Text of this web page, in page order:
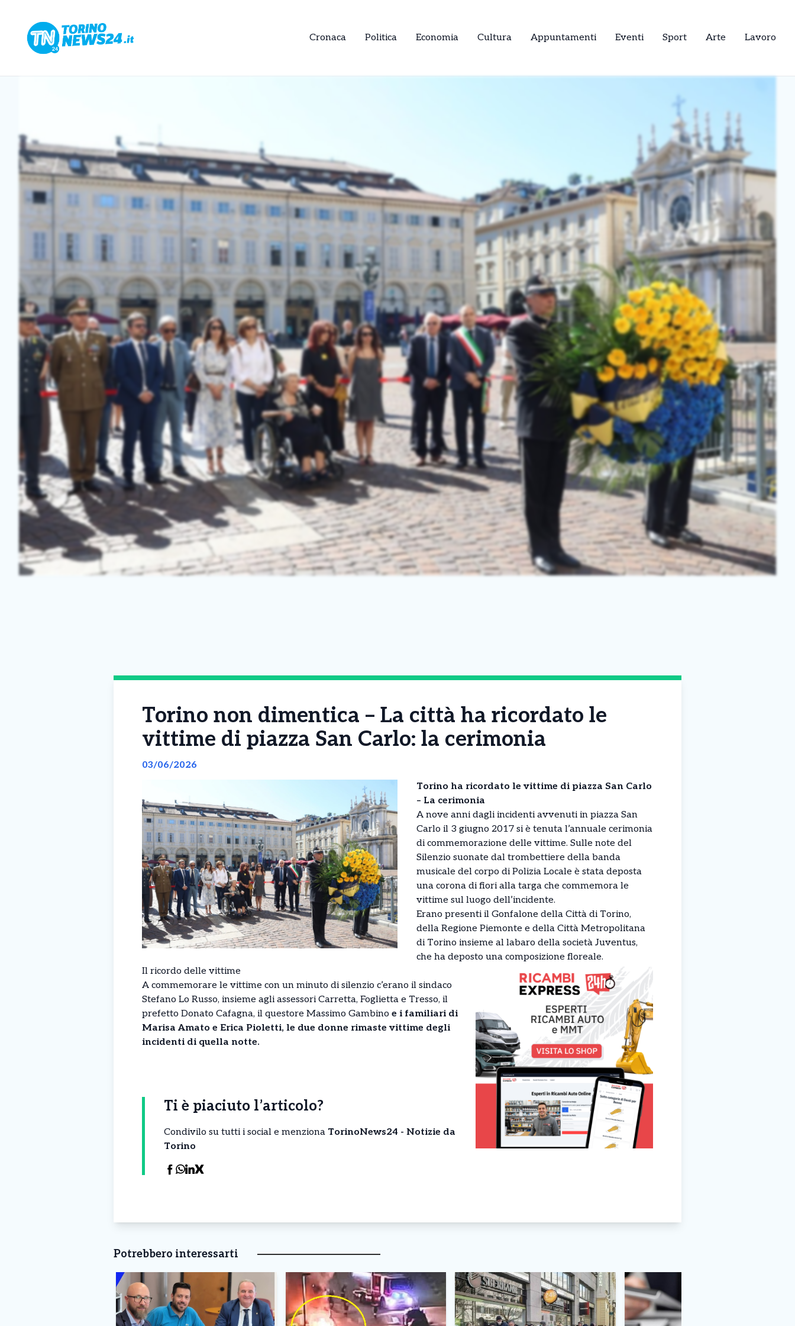
Cronaca Politica Economia Cultura Appuntamenti Eventi Sport Arte Lavoro
Torino non dimentica – La città ha ricordato le
vittime di piazza San Carlo: la cerimonia
03/06/2026
Torino ha ricordato le vittime di piazza San Carlo
– La cerimonia
A nove anni dagli incidenti avvenuti in piazza San
Carlo il 3 giugno 2017 si è tenuta l’annuale cerimonia
di commemorazione delle vittime. Sulle note del
Silenzio suonate dal trombettiere della banda
musicale del corpo di Polizia Locale è stata deposta
una corona di fiori alla targa che commemora le
vittime sul luogo dell’incidente.
Erano presenti il Gonfalone della Città di Torino,
della Regione Piemonte e della Città Metropolitana
di Torino insieme al labaro della società Juventus,
che ha deposto una composizione floreale.
Il ricordo delle vittime
A commemorare le vittime con un minuto di silenzio c’erano il sindaco
Stefano Lo Russo, insieme agli assessori Carretta, Foglietta e Tresso, il
prefetto Donato Cafagna, il questore Massimo Gambino e i familiari di
Marisa Amato e Erica Pioletti, le due donne rimaste vittime degli
incidenti di quella notte.
Ti è piaciuto l’articolo?
Condivilo su tutti i social e menziona TorinoNews24 - Notizie da
Torino
Potrebbero interessarti